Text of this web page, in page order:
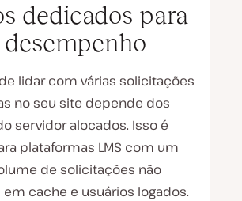
dedicados para
lidar com várias solicitações
no seu site depende dos
servidor alocados. Isso é
plataformas LMS com um
de solicitações não
cache e usuários logados.